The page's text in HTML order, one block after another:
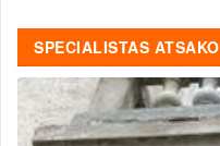
SPECIALISTAS ATSAKO